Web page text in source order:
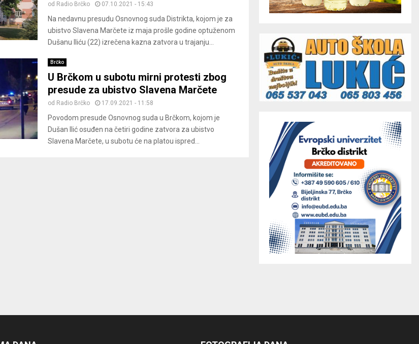
od Radio Brčko 07.10.2021 - 15:43
Na nedavnu presudu Osnovnog suda Distrikta, kojom je za
ubistvo Slavena Marčete iz maja prošle godine optuženom
Dušanu Iliću (22) izrečena kazna zatvora u trajanju...
Brčko
U Brčkom u subotu mirni protesti zbog
presude za ubistvo Slavena Marčete
od Radio Brčko 17.09.2021 - 11:58
Povodom presude Osnovnog suda u Brčkom, kojom je
Dušan Ilić osuđen na četiri godine zatvora za ubistvo
Slavena Marčete, u subotu će na platou ispred...